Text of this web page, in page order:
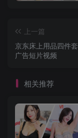
上一篇
京东床上用品四件
广告短片视频
相关推荐